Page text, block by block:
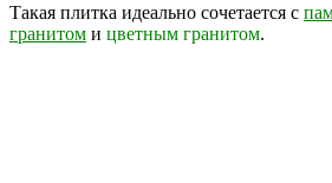
Такая плитка идеально сочетается с
гранитом и цветным гранитом.